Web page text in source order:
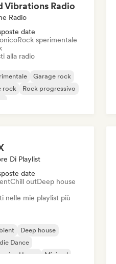
Vibrations Radio
Radio
date
Rock sperimentale
alla radio
Garage rock
rock
Rock progressivo
Di Playlist
date
Chill outDeep house
nelle mie playlist più
Deep house
Dance
House
Minimal